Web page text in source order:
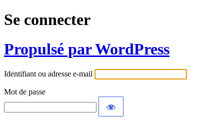
Se connecter
Propulsé par WordPress
Identifiant ou adresse e-mail
Mot de passe